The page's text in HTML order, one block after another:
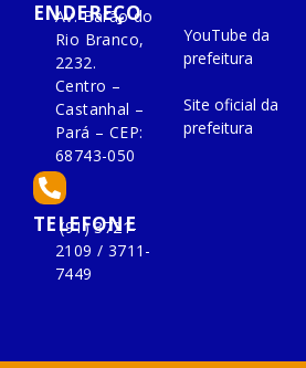
ENDEREÇO
Av. Barão do
Rio Branco,
2232.
Centro –
Castanhal –
Pará – CEP:
68743-050
TELEFONE
(91) 3721-
2109 / 3711-
7449
YouTube da
prefeitura
Site oficial da
prefeitura